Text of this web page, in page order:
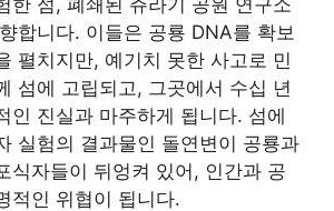
합니다. 이들은 공룡 DNA를 확보
펼치지만, 예기치 못한 사고로 민
섬에 고립되고, 그곳에서 수십 년
인 진실과 마주하게 됩니다. 섬에
실험의 결과물인 돌연변이 공룡과
식자들이 뒤엉켜 있어, 인간과 공
적인 위협이 됩니다.